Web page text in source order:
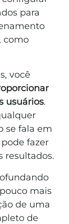
para
como
você
usuários.
se fala em
fazer
resultados.
mais
de uma
de